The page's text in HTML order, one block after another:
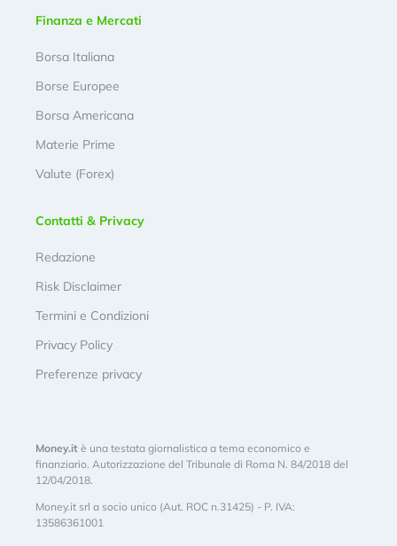
Finanza e Mercati
Borsa Italiana
Borse Europee
Borsa Americana
Materie Prime
Valute (Forex)
Contatti & Privacy
Redazione
Risk Disclaimer
Termini e Condizioni
Privacy Policy
Preferenze privacy
Money.it è una testata giornalistica a tema economico e
finanziario. Autorizzazione del Tribunale di Roma N. 84/2018 del
12/04/2018.
Money.it srl a socio unico (Aut. ROC n.31425) - P. IVA:
13586361001